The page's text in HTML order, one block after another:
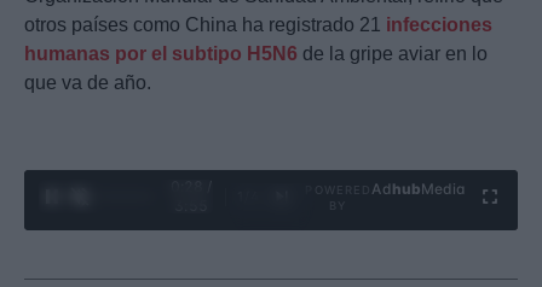
otros países como China ha registrado 21 infecciones
humanas por el subtipo H5N6 de la gripe aviar en lo
que va de año.
Ad hubMedia